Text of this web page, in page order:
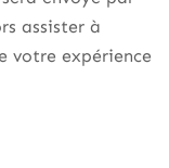
assister à
votre expérience